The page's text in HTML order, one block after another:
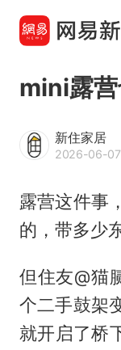
mini露营
新住家居
2026-06-
露营这件事
的，带多少
但住友@猫
个二手鼓架
就开启了桥